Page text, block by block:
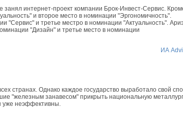
интернет-проект компании Брок-Инвест-Сервис.
и второе место в номинации "Эргономичность".
"Сервис" и третье местро в номинации "Актуальность".
"Дизайн" и третье место в номинации
ИА
странах. Однако каждое государство выработало свой
"железным занавесом" прикрыть национальную
уже неэффективны.